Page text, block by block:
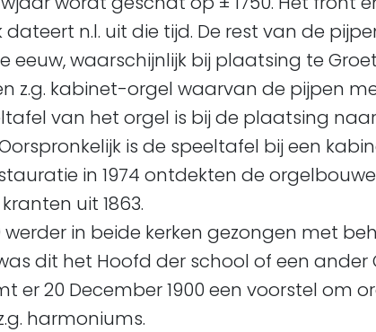
dateert n.l. uit die tijd. De rest van de
eeuw, waarschijnlijk bij plaatsing te
z.g. kabinet-orgel waarvan de pijpen
van het orgel is bij de plaatsing
is de speeltafel bij een
in 1974 ontdekten de
uit 1863.
werder in beide kerken gezongen met
dit het Hoofd der school of een
er 20 December 1900 een voorstel om
harmoniums.